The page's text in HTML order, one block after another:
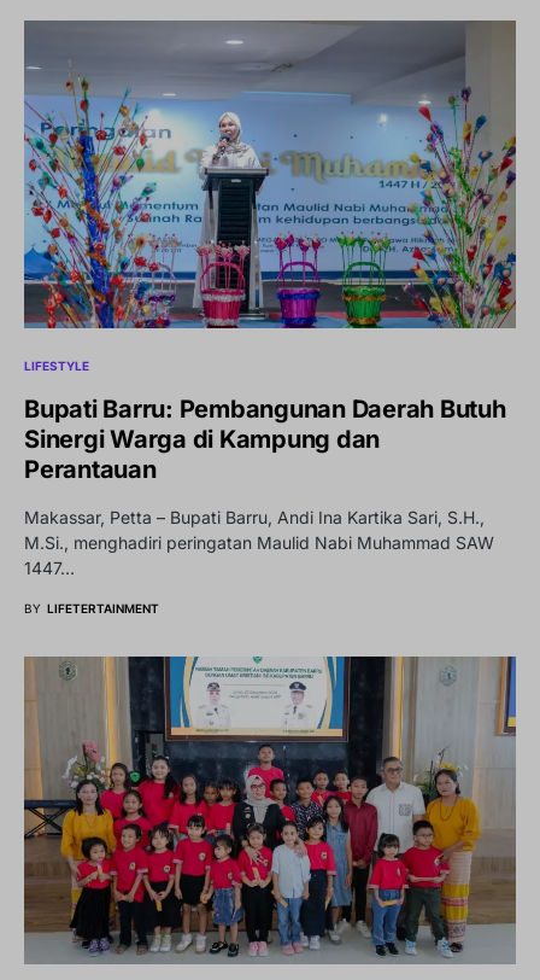
LIFESTYLE
Bupati Barru: Pembangunan Daerah Butuh
Sinergi Warga di Kampung dan
Perantauan
Makassar, Petta – Bupati Barru, Andi Ina Kartika Sari, S.H.,
M.Si., menghadiri peringatan Maulid Nabi Muhammad SAW
1447…
BY LIFETERTAINMENT